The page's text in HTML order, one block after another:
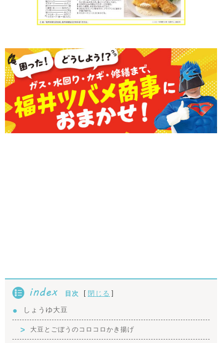
index 目次 [ 閉じる ]
しょうゆ大豆
大豆とごぼうのコロコロかき揚げ